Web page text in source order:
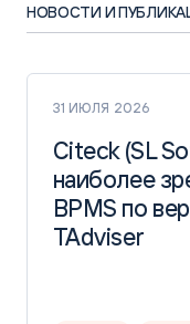
НОВОСТИ И
31 ИЮЛЯ 2026
Citeck (SL
наиболее
BPMS по
TAdviser
Citeck (SL
наиболее
BPMS по
TAdviser